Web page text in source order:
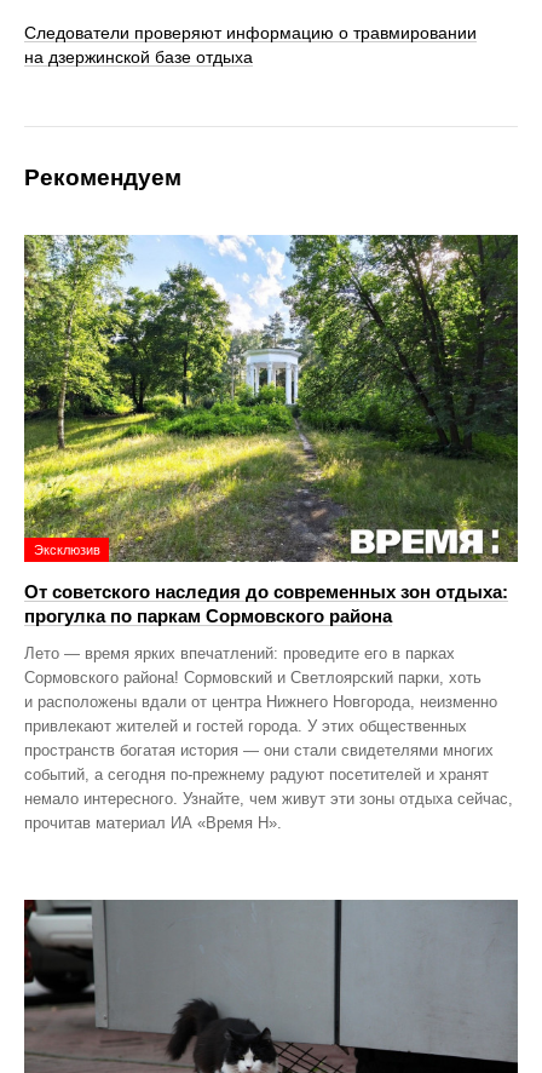
Следователи проверяют информацию о травмировании
на дзержинской базе отдыха
Рекомендуем
Эксклюзив
От советского наследия до современных зон отдыха:
прогулка по паркам Сормовского района
Лето — время ярких впечатлений: проведите его в парках
Сормовского района! Сормовский и Светлоярский парки, хоть
и расположены вдали от центра Нижнего Новгорода, неизменно
привлекают жителей и гостей города. У этих общественных
пространств богатая история — они стали свидетелями многих
событий, а сегодня по‑прежнему радуют посетителей и хранят
немало интересного. Узнайте, чем живут эти зоны отдыха сейчас,
прочитав материал ИА «Время Н».